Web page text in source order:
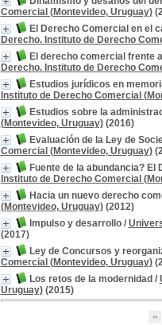
Comercial (Montevideo, Uruguay)
El Derecho Comercial en el
Derecho. Instituto de Derecho
El derecho comercial frente
Derecho. Instituto de Derecho
Estudios jurídicos en
Instituto de Derecho Comercial
Estudios sobre la
(Montevideo, Uruguay)(2016)
Evaluación de la Ley de
Comercial (Montevideo, Uruguay)
Fuente de la abundancia?
Instituto de Derecho Comercial
Hacia un nuevo derecho
(Montevideo, Uruguay)(2012)
Impulso y desarrollo/
(2017)
Ley de Concursos y
Comercial (Montevideo, Uruguay)
Los retos de la modernidad /
Uruguay)(2015)